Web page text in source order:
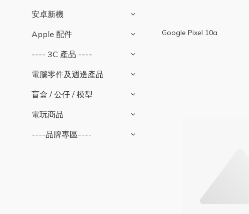
安卓新機
Apple 配件
---- 3C 產品 ----
電腦零件及週邊產品
盲盒 / 公仔 / 模型
電玩商品
----品牌專區----
Google Pixel 10a